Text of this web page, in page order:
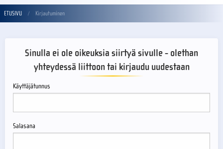
ETUSIVU Kirjautuminen
Sinulla ei ole oikeuksia siirtyä sivulle - olethan
yhteydessä liittoon tai kirjaudu uudestaan
Käyttäjätunnus
Salasana